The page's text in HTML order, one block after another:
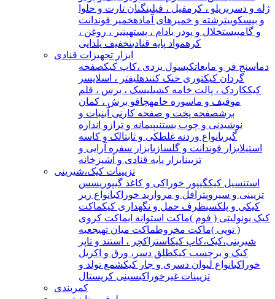
ژله و دسر بریلو ، کرمفیل ، فیلینگنان تارت و حلوا
و بیسکوییترشته و خمیرهای آمادهخمیر فوندانت
و گامپیستخلال و پودر بادام ، پستهپنیر ، روغن ،
کرهمواد پایه قنادیتخفیف یلدایی
ابزار تجهیزات قنادی
دماسنج فر و مایعاتکپسول یزدی ،کاپ کیکصفحه
گردان کیکتوری خنک کنندهلیفتر ، اسلایسر
کیککاردک ، پالت خامه کشیلیسک ، برس ، قلم
موقیف و ماسوره خامهچاقو برش ، کمان
برشصفحه پخت و صفحه کار نی آبنبات و
نوشیدنی و چوب بستنیپیمانه و ترازو اندازه
گیریانواع وردنه غلطکی و ثابتالک و کاسه
استیلابزار فوندانت و گلسازیابزار سفره آرایی و
تزیینابزار پایه قنادی و آشپزخانه
تزیینات کیک،شیرینی
استنسیل کیکگیپور خوراکی و کاغذ گیپوریسس
تزیینی و سیروپترافل و مروارید خوراکیانواع زیر
کیکی و پلکسیظرف حمل و نگهداری کیکماکت
کیک یونولیتی ( فوم )ماکت استوانه ایماکت کروی
( توپی )ماکت مخروطماکت میان تهیجعبه
شیرینی،کیک،کاپ کیکاستراکچر ، استند و تاپر
کیک و برچسب کیکطلق دسر، ورق و اکریل
خوراکیانواع لیوان دسری و جار کیکشمع تولد و
تزیینات غیرخوراکیسینی کریستال
کمربندی